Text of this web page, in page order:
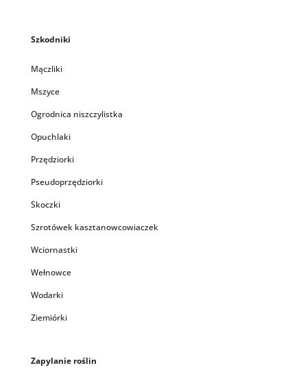
Szkodniki
Mączliki
Mszyce
Ogrodnica niszczylistka
Opuchlaki
Przędziorki
Pseudoprzędziorki
Skoczki
Szrotówek kasztanowcowiaczek
Wciornastki
Wełnowce
Wodarki
Ziemiórki
Zapylanie roślin